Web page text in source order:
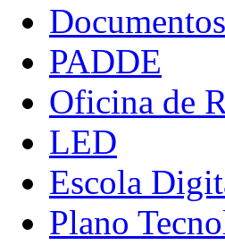
PADDE
Oficina de
LED
Escola
Plano